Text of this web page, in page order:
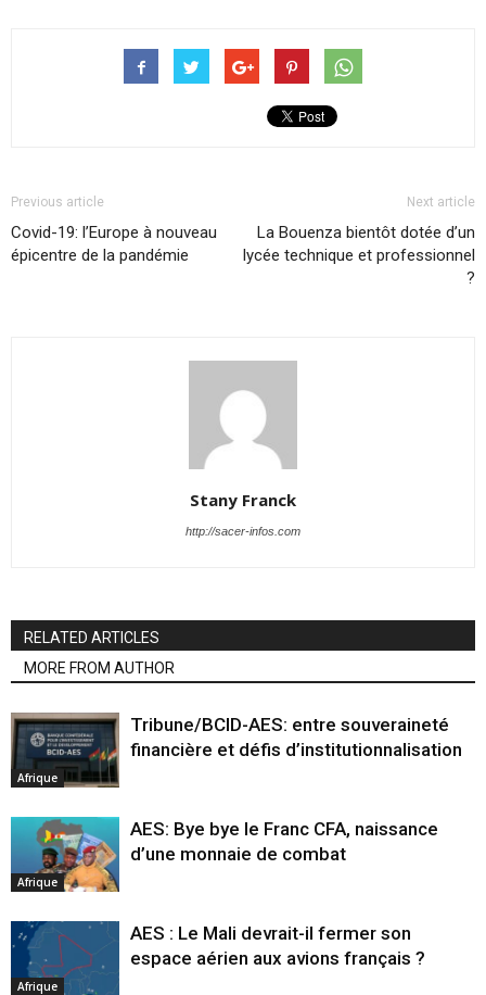
Previous article
Covid-19: l’Europe à nouveau
épicentre de la pandémie
Next article
La Bouenza bientôt dotée d’un
lycée technique et professionnel
?
Stany Franck
http://sacer-infos.com
RELATED ARTICLES
MORE FROM AUTHOR
Afrique
Tribune/BCID-AES: entre souveraineté
financière et défis d’institutionnalisation
Afrique
AES: Bye bye le Franc CFA, naissance
d’une monnaie de combat
Afrique
AES : Le Mali devrait-il fermer son
espace aérien aux avions français ?